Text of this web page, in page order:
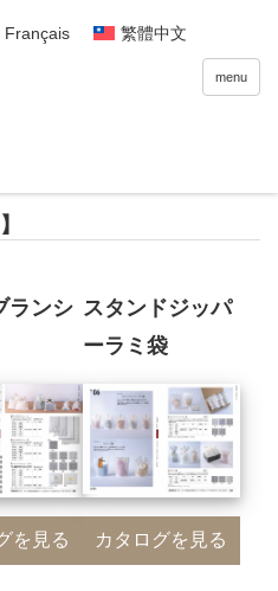
Français 繁體中文
menu
ランシ
を見る
スタンドジッパ
ーラミ袋
カタログを見る